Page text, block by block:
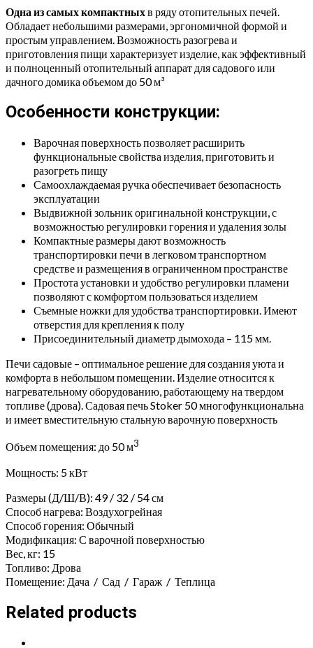
Одна из самых компактныхв ряду отопительных печей.
Обладает небольшими размерами, эргономичной формой и
простым управлением. Возможность разогрева и
приготовления пищи характеризует изделие, как эффективный
и полноценный отопительный аппарат для садового или
дачного домика объемом до 50 м³
Особенности конструкции:
Варочная поверхность позволяет расширить
функциональные свойства изделия, приготовить и
разогреть пищу
Самоохлаждаемая ручка обеспечивает безопасность
эксплуатации
Выдвижной зольник оригинальной конструкции, с
возможностью регулировки горения и удаления золы
Компактные размеры дают возможность
транспортировки печи в легковом транспортном
средстве и размещения в ограниченном пространстве
Простота установки и удобство регулировки пламени
позволяют с комфортом пользоваться изделием
Съемные ножки для удобства транспортировки. Имеют
отверстия для крепления к полу
Присоединительный диаметр дымохода – 115 мм.
Печи садовые – оптимальное решение для создания уюта и
комфорта в небольшом помещении. Изделие относится к
нагревательному оборудованию, работающему на твердом
топливе (дрова). Садовая печь Stoker 50 многофункциональна
и имеет вместительную стальную варочную поверхность
Объем помещения: до 50 м3
Мощность: 5 кВт
Размеры (Д/Ш/В): 49 / 32 / 54 см
Способ нагрева: Воздухогрейная
Способ горения: Обычный
Модификация: С варочной поверхностью
Вес, кг: 15
Топливо: Дрова
Помещение: Дача / Сад / Гараж / Теплица
Related products